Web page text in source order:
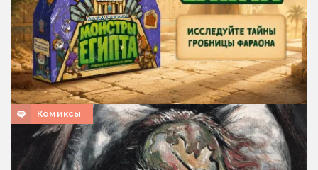
Комиксы